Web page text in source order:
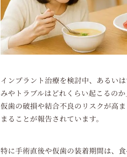
インプラント治療を検討中、あるい
みやトラブルはどれくらい起こるの
仮歯の破損や結合不良のリスクが高
まることが報告されています。
特に手術直後や仮歯の装着期間は、